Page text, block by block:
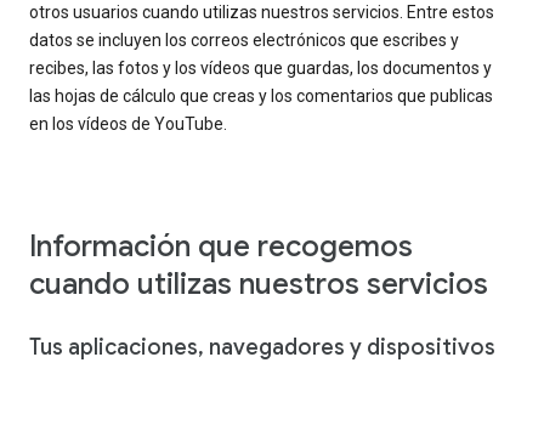
otros usuarios cuando utilizas nuestros servicios. Entre estos
datos se incluyen los correos electrónicos que escribes y
recibes, las fotos y los vídeos que guardas, los documentos y
las hojas de cálculo que creas y los comentarios que publicas
en los vídeos de YouTube.
Información que recogemos
cuando utilizas nuestros servicios
Tus aplicaciones, navegadores y dispositivos